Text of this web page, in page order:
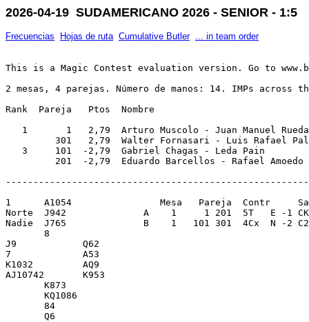
2026-04-19 SUDAMERICANO 2026 - SENIOR - 1:5
Frecuencias Hojas de ruta Cumulative Butler ... in team order
This is a Magic Contest evaluation version. Go to
2 mesas, 4 parejas. Número de manos: 14. IMPs across
Rank  Pareja   Ptos  Nombre
1       1   2,79  Arturo Muscolo - Juan Manuel
301   2,79  Walter Fornasari - Luis Rafael
3     101  -2,79  Gabriel Chagas - Leda Pain
1      A1054                Mesa   Pareja  Contr
Norte  J942              A    1     1 201  5T   E -1
Nadie  J765              B    1   101 301  4Cx  N -2
       8
J9            Q62
7             A53
K1032         AQ9
AJ10742       K953
       K873
       KQ1086
       84
       Q6